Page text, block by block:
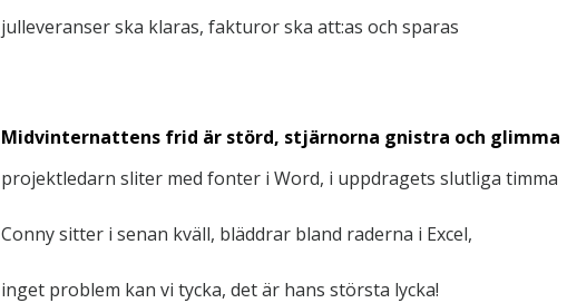
julleveranser ska klaras, fakturor ska att:as och sparas
Midvinternattens frid är störd, stjärnorna gnistra och glimma
projektledarn sliter med fonter i Word, i uppdragets slutliga timma
Conny sitter i senan kväll, bläddrar bland raderna i Excel,
inget problem kan vi tycka, det är hans största lycka!